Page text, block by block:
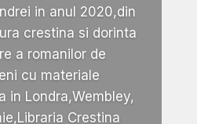
in anul 2020,din
crestina si dorinta
a romanilor de
cu materiale
in Londra,Wembley,
Crestina